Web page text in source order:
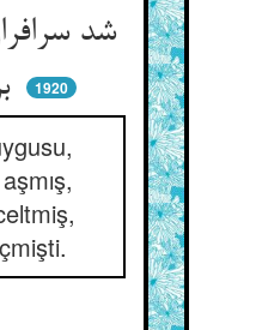
شد
بر گذشت
1920